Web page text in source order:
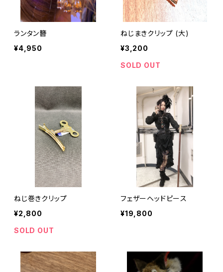
ランタン簪
¥4,950
ねじまきクリップ (大)
¥3,200
SOLD OUT
ねじ巻きクリップ
¥2,800
SOLD OUT
フェザーヘッドピース
¥19,800